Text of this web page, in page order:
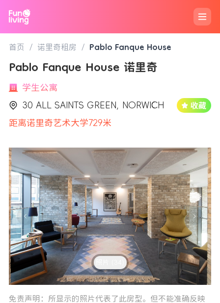
首页 / 诺里奇租房 / Pablo Fanque House
Pablo Fanque House 诺里奇
学生公寓
30 ALL SAINTS GREEN, NORWICH
距离诺里奇艺术大学729米
免责声明：所显示的照片代表了此房型。但不能准确反映